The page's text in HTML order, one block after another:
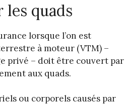
les quads
lorsque l’on est
à moteur (VTM) –
privé – doit être couvert par
aux quads.
ou corporels causés par